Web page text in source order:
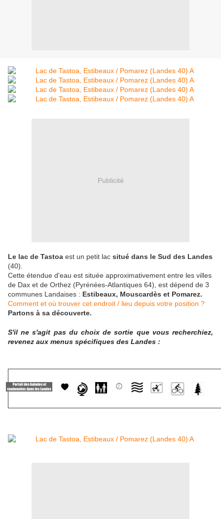
Publicité
Le lac de Tastoa est un petit lac situé dans le Sud des Landes
(40).
Cette étendue d'eau est située approximativement entre les villes
de Dax et de Orthez (Pyrénées-Atlantiques 64), est dépend de 3
communes Landaises : Estibeaux, Mouscardès et Pomarez.
Comment et où trouver cet endroit / lieu depuis votre position ?
Partons à sa découverte.
S'il ne s'agit pas du choix de sortie que vous recherchiez,
revenez aux menus spécifiques des Landes :